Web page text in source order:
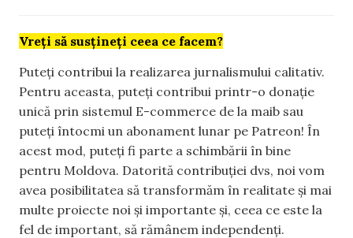
Vreți să susțineți ceea ce facem?
Puteți contribui la realizarea jurnalismului calitativ.
Pentru aceasta, puteți contribui printr-o donație
unică prin sistemul E-commerce de la maib sau
puteți întocmi un abonament lunar pe Patreon! În
acest mod, puteți fi parte a schimbării în bine
pentru Moldova. Datorită contribuției dvs, noi vom
avea posibilitatea să transformăm în realitate și mai
multe proiecte noi și importante și, ceea ce este la
fel de important, să rămânem independenți.